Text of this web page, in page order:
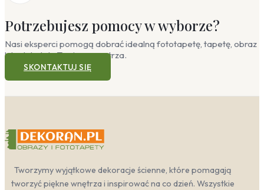
Potrzebujesz pomocy w wyborze?
Nasi eksperci pomogą dobrać idealną fototapetę, tapetę, obraz
lub plakat do Twojego wnętrza.
SKONTAKTUJ SIĘ
Tworzymy wyjątkowe dekoracje ścienne, które pomagają
tworzyć piękne wnętrza i inspirować na co dzień. Wszystkie